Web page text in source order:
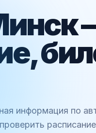
информация по